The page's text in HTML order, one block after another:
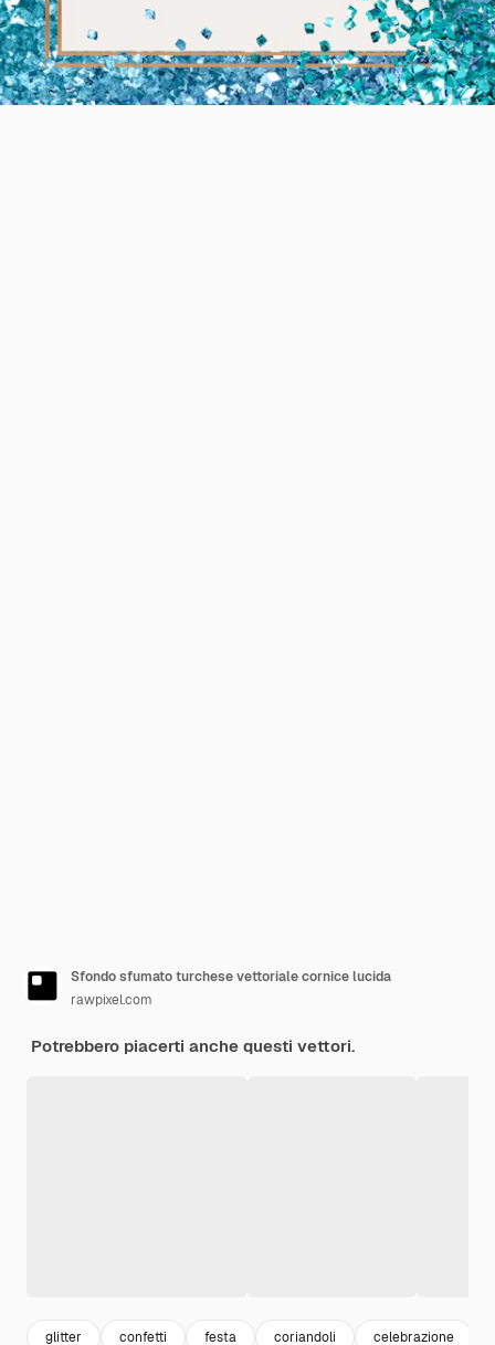
Sfondo sfumato turchese vettoriale cornice lucida
rawpixel.com
Potrebbero piacerti anche questi vettori.
glitter confetti festa coriandoli celebrazione